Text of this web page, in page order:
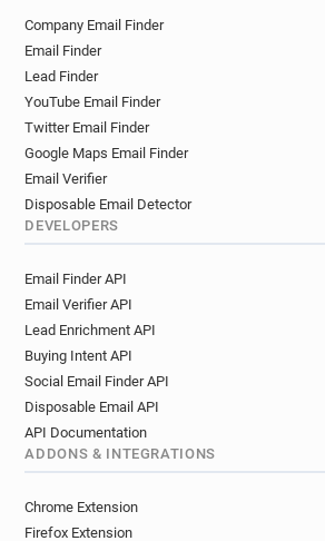
x************@ac-toulouse.fr
t*******@ac-toulouse.fr
q***********@ac-toulouse.fr
j************@ac-toulouse.fr
v*****@ac-toulouse.fr
e*********@ac-toulouse.fr
o**********@ac-toulouse.fr
i************@ac-toulouse.fr
m********@ac-toulouse.fr
q**********@ac-toulouse.fr
c*********@ac-toulouse.fr
k*********@ac-toulouse.fr
g**********@ac-toulouse.fr
o*******@ac-toulouse.fr
x***********@ac-toulouse.fr
Company Email Finder
Email Finder
Lead Finder
YouTube Email Finder
Twitter Email Finder
Google Maps Email Finder
Email Verifier
Disposable Email Detector
DEVELOPERS
Email Finder API
Email Verifier API
Lead Enrichment API
Buying Intent API
Social Email Finder API
Disposable Email API
API Documentation
ADDONS & INTEGRATIONS
Chrome Extension
Firefox Extension